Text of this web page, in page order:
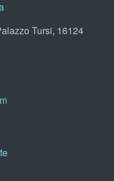
Tursi, 16124